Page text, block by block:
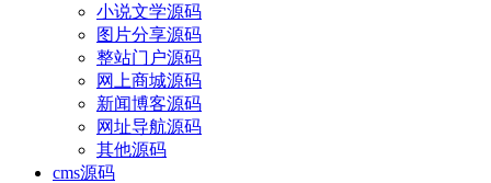
小说文学源码
图片分享源码
整站门户源码
网上商城源码
新闻博客源码
网址导航源码
其他源码
cms源码